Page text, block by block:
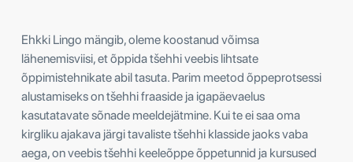
Ehkki Lingo mängib, oleme koostanud võimsa
lähenemisviisi, et õppida tšehhi veebis lihtsate
õppimistehnikate abil tasuta. Parim meetod õppeprotsessi
alustamiseks on tšehhi fraaside ja igapäevaelus
kasutatavate sõnade meeldejätmine. Kui te ei saa oma
kirgliku ajakava järgi tavaliste tšehhi klasside jaoks vaba
aega, on veebis tšehhi keeleõppe õppetunnid ja kursused